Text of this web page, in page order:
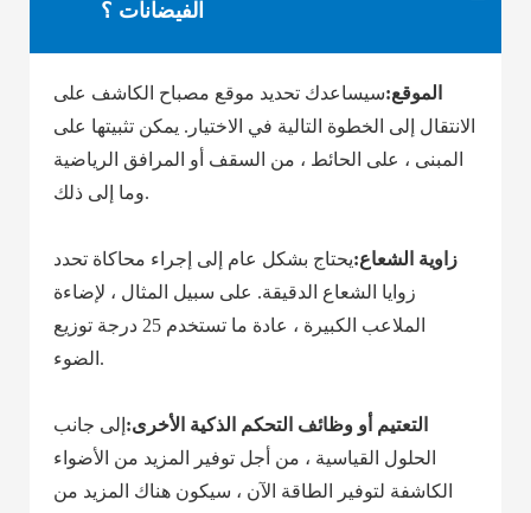
الفيضانات ؟
الموقع:سيساعدك تحديد موقع مصباح الكاشف على
الانتقال إلى الخطوة التالية في الاختيار. يمكن تثبيتها على
المبنى ، على الحائط ، من السقف أو المرافق الرياضية
وما إلى ذلك.
زاوية الشعاع:يحتاج بشكل عام إلى إجراء محاكاة تحدد
زوايا الشعاع الدقيقة. على سبيل المثال ، لإضاءة
الملاعب الكبيرة ، عادة ما تستخدم 25 درجة توزيع
الضوء.
التعتيم أو وظائف التحكم الذكية الأخرى: إلى جانب
الحلول القياسية ، من أجل توفير المزيد من الأضواء
الكاشفة لتوفير الطاقة الآن ، سيكون هناك المزيد من